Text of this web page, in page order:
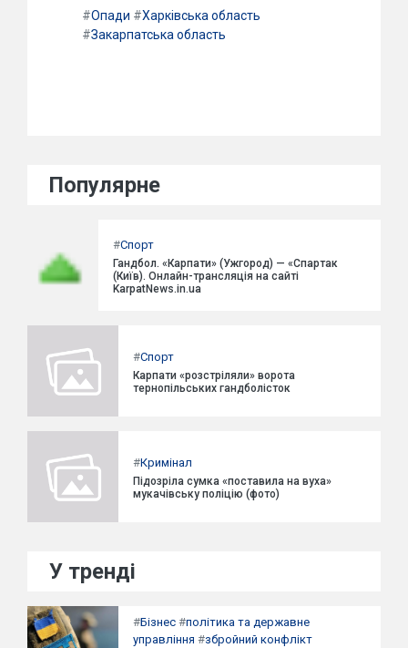
#Опади #Харківська область
#Закарпатська область
Популярне
#Спорт
Гандбол. «Карпати» (Ужгород) — «Спартак
(Київ). Онлайн-трансляція на сайті
KarpatNews.in.ua
#Спорт
Карпати «розстріляли» ворота
тернопільських гандболісток
#Кримінал
Підозріла сумка «поставила на вуха»
мукачівську поліцію (фото)
У тренді
#Бізнес #політика та державне
управління #збройний конфлікт